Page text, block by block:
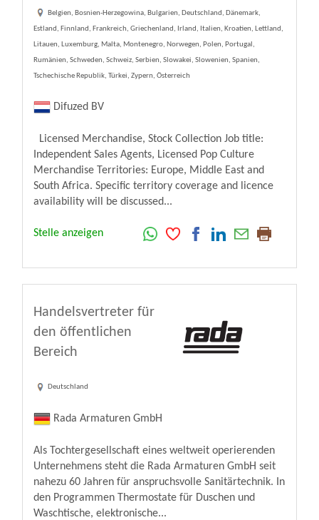
Belgien, Bosnien-Herzegowina, Bulgarien, Deutschland, Dänemark,
Estland, Finnland, Frankreich, Griechenland, Irland, Italien, Kroatien, Lettland,
Litauen, Luxemburg, Malta, Montenegro, Norwegen, Polen, Portugal,
Rumänien, Schweden, Schweiz, Serbien, Slowakei, Slowenien, Spanien,
Tschechische Republik, Türkei, Zypern, Österreich
Difuzed BV
Licensed Merchandise, Stock Collection Job title:
Independent Sales Agents, Licensed Pop Culture
Merchandise Territories: Europe, Middle East and
South Africa. Specific territory coverage and licence
availability will be discussed...
Stelle anzeigen
Handelsvertreter für
den öffentlichen
Bereich
Deutschland
Rada Armaturen GmbH
Als Tochtergesellschaft eines weltweit operierenden
Unternehmens steht die Rada Armaturen GmbH seit
nahezu 60 Jahren für anspruchsvolle Sanitärtechnik. In
den Programmen Thermostate für Duschen und
Waschtische, elektronische...